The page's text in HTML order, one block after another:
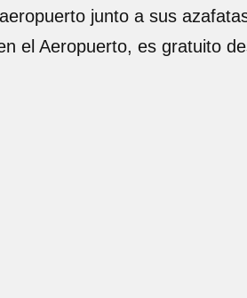
junto a sus
el Aeropuerto, es gratuito